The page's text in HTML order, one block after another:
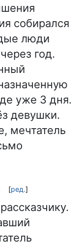
собирался
люди
год.
уже 3 дня.
девушки.
мечтатель
[ред.]